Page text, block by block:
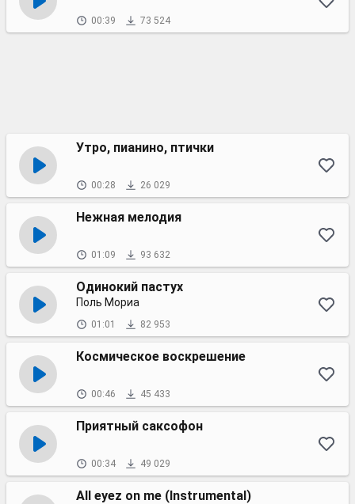
00:39 73 524
Утро, пианино, птички
00:28 26 029
Нежная мелодия
01:09 93 632
Одинокий пастух
Поль Мориа
01:01 82 953
Космическое воскрешение
00:46 45 433
Приятный саксофон
00:34 49 029
All eyez on me (Instrumental)